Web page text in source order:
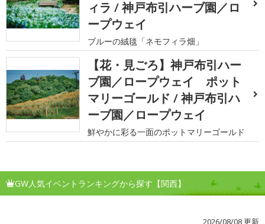
ィラ / 神戸布引ハーブ園／ロ
ープウェイ
ブルーの絨毯「ネモフィラ畑」
【花・見ごろ】神戸布引ハー
ブ園／ロープウェイ ポット
マリーゴールド / 神戸布引ハ
ーブ園／ロープウェイ
鮮やかに彩る一面のポットマリーゴールド
GW人気イベントランキングから探す【関西】
2026/08/08 更新